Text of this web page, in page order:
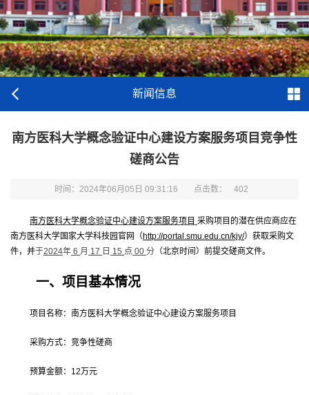
新闻信息
南方医科大学概念验证中心建设方案服务项目竞争性
磋商公告
时间：2024年06月05日 09:31:16 点击数： 402
南方医科大学概念验证中心建设方案服务项目 采购项目的潜在供应商应在
南方医科大学国家大学科技园官网（http://portal.smu.edu.cn/kjy/）获取采购文
件，并于2024年 6 月 17 日 15 点 00 分 （北京时间）前提交磋商文件。
一、项目基本情况
项目名称：南方医科大学概念验证中心建设方案服务项目
采购方式：竞争性磋商
预算金额： 12万元